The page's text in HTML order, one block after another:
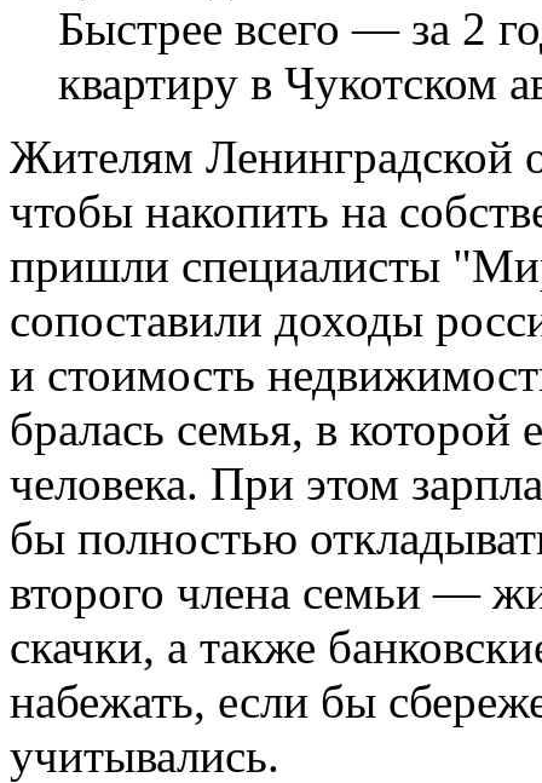
Быстрее всего — за 2
квартиру в Чукотском
Жителям Ленинградской
чтобы накопить на
пришли специалисты
сопоставили доходы
и стоимость
бралась семья, в
человека. При этом
бы полностью
второго члена семьи —
скачки, а также
набежать, если бы
учитывались.